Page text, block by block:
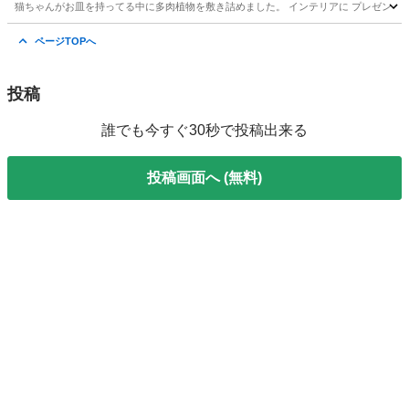
猫ちゃんがお皿を持ってる中に多肉植物を敷き詰めました。 インテリアに プレゼント
ページTOPへ
投稿
誰でも今すぐ30秒で投稿出来る
投稿画面へ (無料)